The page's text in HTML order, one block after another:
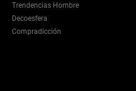
Trendencias Hombre
Decoesfera
Compradicción